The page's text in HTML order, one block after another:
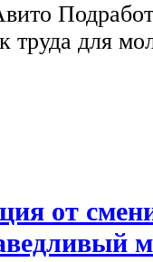
труда для
от